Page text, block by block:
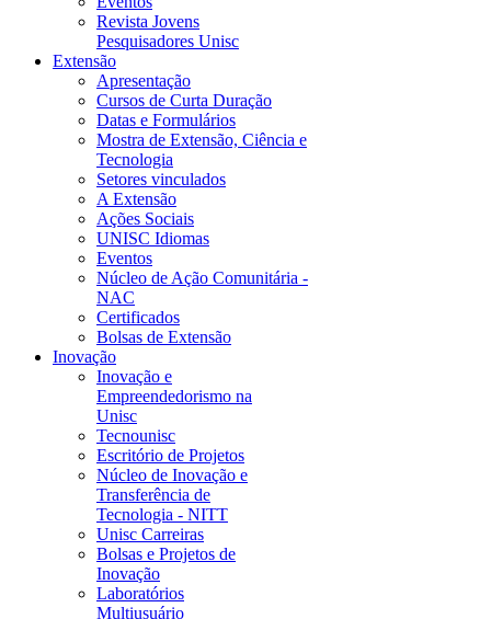
Revista Jovens
Pesquisadores Unisc
Extensão
Apresentação
Cursos de Curta Duração
Datas e Formulários
Mostra de Extensão, Ciência e
Tecnologia
Setores vinculados
A Extensão
Ações Sociais
UNISC Idiomas
Eventos
Núcleo de Ação Comunitária -
NAC
Certificados
Bolsas de Extensão
Inovação
Inovação e
Empreendedorismo na
Unisc
Tecnounisc
Escritório de Projetos
Núcleo de Inovação e
Transferência de
Tecnologia - NITT
Unisc Carreiras
Bolsas e Projetos de
Inovação
Laboratórios
Multiusuário